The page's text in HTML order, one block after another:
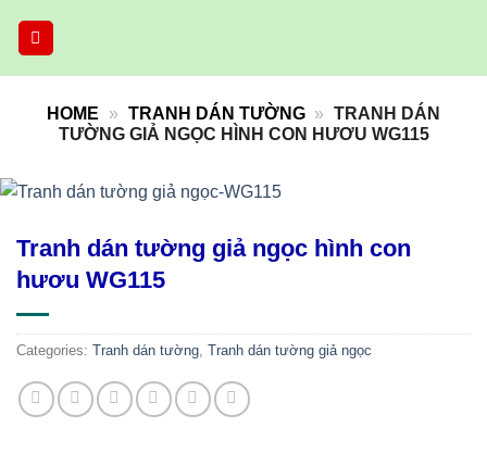
HOME » TRANH DÁN TƯỜNG » TRANH DÁN
TƯỜNG GIẢ NGỌC HÌNH CON HƯƠU WG115
Tranh dán tường giả ngọc hình con
hươu WG115
Categories: Tranh dán tường, Tranh dán tường giả ngọc